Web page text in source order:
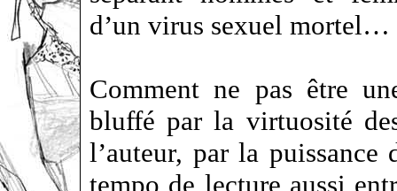
d’un virus sexuel mortel…
Comment ne pas être
bluffé par la virtuosité
l’auteur, par la
tempo de lecture aussi